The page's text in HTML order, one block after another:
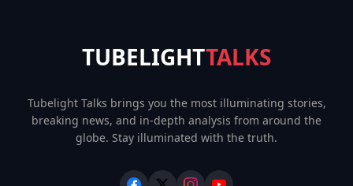
TUBELIGHTTALKS
Tubelight Talks brings you the most illuminating stories,
breaking news, and in-depth analysis from around the
globe. Stay illuminated with the truth.